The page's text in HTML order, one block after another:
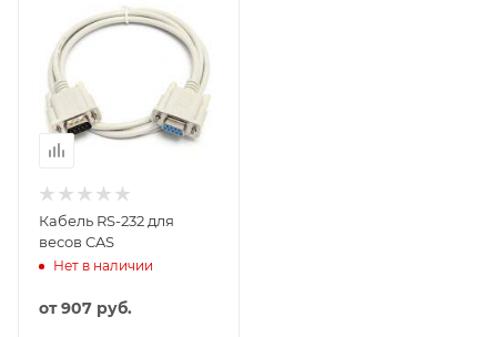
Кабель RS-232 для
весов CAS
Нет в наличии
от907 руб.